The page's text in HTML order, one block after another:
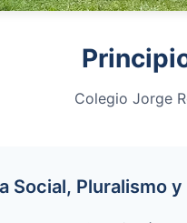
Colegio Jorge
Social, Pluralismo